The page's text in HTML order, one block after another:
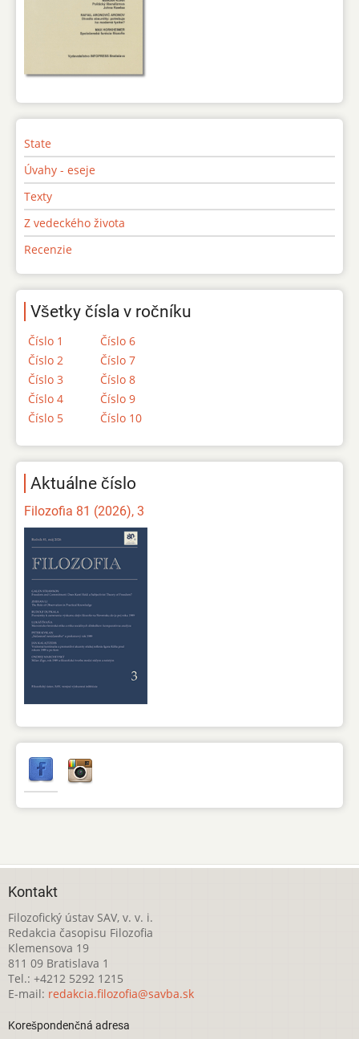
State
Úvahy - eseje
Texty
Z vedeckého života
Recenzie
Všetky čísla v ročníku
Číslo 1
Číslo 2
Číslo 3
Číslo 4
Číslo 5
Číslo 6
Číslo 7
Číslo 8
Číslo 9
Číslo 10
Aktuálne číslo
Filozofia 81 (2026), 3
Kontakt
Filozofický ústav SAV, v. v. i.
Redakcia časopisu Filozofia
Klemensova 19
811 09 Bratislava 1
Tel.: +4212 5292 1215
E-mail: redakcia.filozofia@savba.sk
Korešpondenčná adresa